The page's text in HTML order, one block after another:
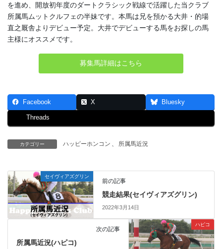
を進め、開放初年度のダートクラシック戦線で活躍した当クラブ
所属馬ムットクルフェの半妹です。本馬は兄を預かる大井・的場
直之厩舎よりデビュー予定。大井でデビューする馬をお探しの馬
主様にオススメです。
募集馬詳細はこちら
Facebook X Bluesky
Threads
カテゴリー ハッピーホンコン 所属馬近況
セイヴィアズグリン
前の記事
競走結果(セイヴィアズグリン)
2022年3月14日
ハピコ
次の記事
所属馬近況(ハピコ)